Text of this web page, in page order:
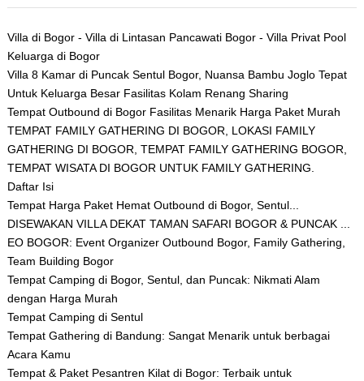
Villa di Bogor - Villa di Lintasan Pancawati Bogor - Villa Privat Pool
Keluarga di Bogor
Villa 8 Kamar di Puncak Sentul Bogor, Nuansa Bambu Joglo Tepat
Untuk Keluarga Besar Fasilitas Kolam Renang Sharing
Tempat Outbound di Bogor Fasilitas Menarik Harga Paket Murah
TEMPAT FAMILY GATHERING DI BOGOR, LOKASI FAMILY
GATHERING DI BOGOR, TEMPAT FAMILY GATHERING BOGOR,
TEMPAT WISATA DI BOGOR UNTUK FAMILY GATHERING.
Daftar Isi
Tempat Harga Paket Hemat Outbound di Bogor, Sentul...
DISEWAKAN VILLA DEKAT TAMAN SAFARI BOGOR & PUNCAK ...
EO BOGOR: Event Organizer Outbound Bogor, Family Gathering,
Team Building Bogor
Tempat Camping di Bogor, Sentul, dan Puncak: Nikmati Alam
dengan Harga Murah
Tempat Camping di Sentul
Tempat Gathering di Bandung: Sangat Menarik untuk berbagai
Acara Kamu
Tempat & Paket Pesantren Kilat di Bogor: Terbaik untuk